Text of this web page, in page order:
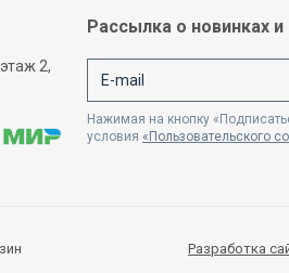
2,
Рассылка о новинках и
Нажимая на кнопку
условия «Пользовательского
Разработка